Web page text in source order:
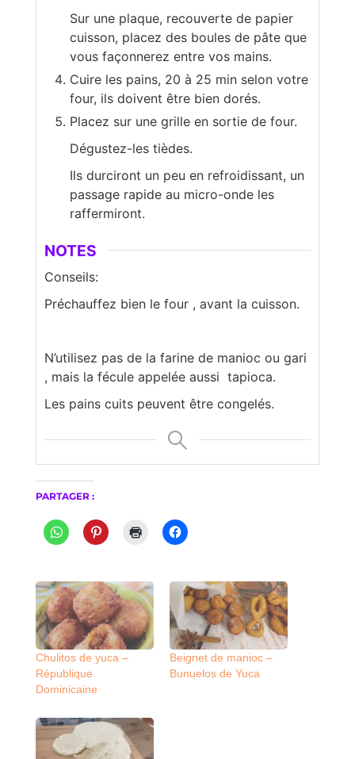
Sur une plaque, recouverte de papier
cuisson, placez des boules de pâte que
vous façonnerez entre vos mains.
Cuire les pains, 20 à 25 min selon votre
four, ils doivent être bien dorés.
Placez sur une grille en sortie de four.
Dégustez-les tièdes.
Ils durciront un peu en refroidissant, un
passage rapide au micro-onde les
raffermiront.
NOTES
Conseils:
Préchauffez bien le four , avant la cuisson.
N’utilisez pas de la farine de manioc ou gari
, mais la fécule appelée aussi tapioca.
Les pains cuits peuvent être congelés.
PARTAGER :
Chulitos de yuca –
République
Dominicaine
Beignet de manioc –
Bunuelos de Yuca